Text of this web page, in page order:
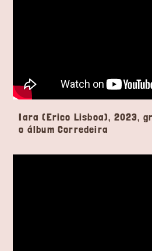
Iara (Erico Lisboa), 2023,
o álbum Corredeira